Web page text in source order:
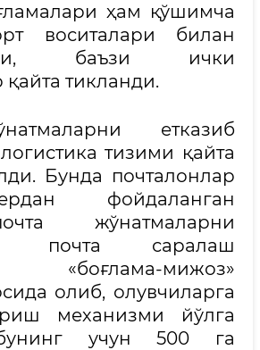
ҳам қўшимча
воситалари билан
баъзи ички
тикланди.
етказиб
тизими қайта
Бунда почталонлар
фойдаланган
жўнатмаларни
почта саралаш
«боғлама-мижоз»
олиб, олувчиларга
механизми йўлга
учун 500 га